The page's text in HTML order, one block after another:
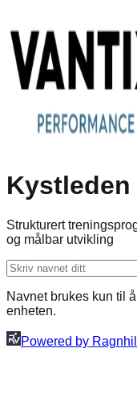
Kystleden
Strukturert
og målbar utvikling
Navnet brukes kun til
enheten.
Powered by